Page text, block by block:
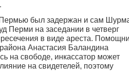
был задержан и сам
Перми на заседании в четверг
в виде ареста.
Анастасия Баландина
на свободе, инкассатор может
на свидетелей, поэтому